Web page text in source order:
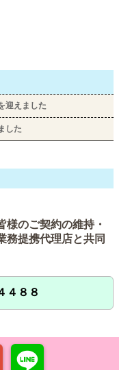
迎えました
した
様のご契約の維持・
務提携代理店と共同
４８８